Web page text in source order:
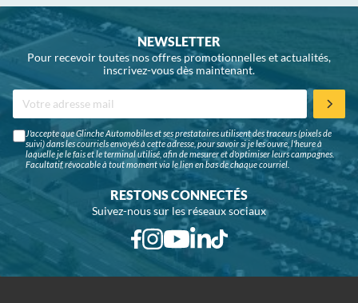
NEWSLETTER
Pour recevoir toutes nos offres promotionnelles et actualités,
inscrivez-vous dès maintenant.
J'accepte que Glinche Automobiles et ses prestataires utilisent des traceurs (pixels de
suivi) dans les courriels envoyés à cette adresse, pour savoir si je les ouvre, l'heure à
laquelle je le fais et le terminal utilisé, afin de mesurer et d'optimiser leurs campagnes.
Facultatif, révocable à tout moment via le lien en bas de chaque courriel.
RESTONS CONNECTÉS
Suivez-nous sur les réseaux sociaux